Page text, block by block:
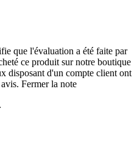
que l'évaluation a été faite par
ce produit sur notre boutique
disposant d'un compte client ont
Fermer la note